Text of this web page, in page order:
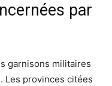
par
garnisons militaires
Les provinces citées